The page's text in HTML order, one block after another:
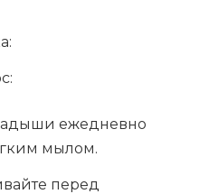
ежедневно
мылом.
перед